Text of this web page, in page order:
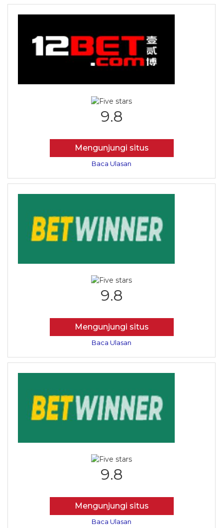
9.8
Mengunjungi situs
Baca Ulasan
9.8
Mengunjungi situs
Baca Ulasan
9.8
Mengunjungi situs
Baca Ulasan